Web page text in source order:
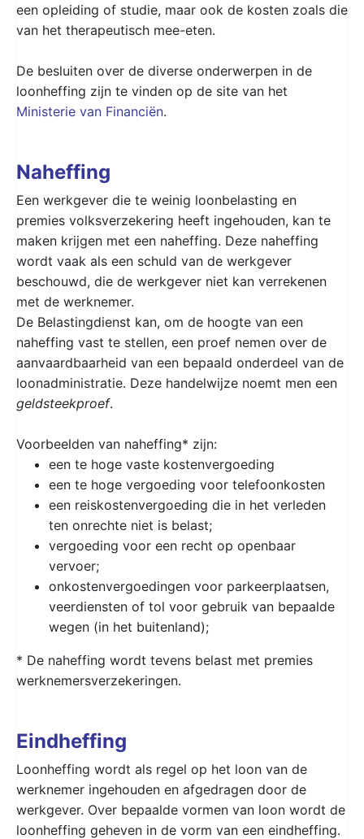
een opleiding of studie, maar ook de kosten zoals die
van het therapeutisch mee-eten.
De besluiten over de diverse onderwerpen in de
loonheffing zijn te vinden op de site van het
Ministerie van Financiën.
Naheffing
Een werkgever die te weinig loonbelasting en
premies volksverzekering heeft ingehouden, kan te
maken krijgen met een naheffing. Deze naheffing
wordt vaak als een schuld van de werkgever
beschouwd, die de werkgever niet kan verrekenen
met de werknemer.
De Belastingdienst kan, om de hoogte van een
naheffing vast te stellen, een proef nemen over de
aanvaardbaarheid van een bepaald onderdeel van de
loonadministratie. Deze handelwijze noemt men een
geldsteekproef.
Voorbeelden van naheffing* zijn:
een te hoge vaste kostenvergoeding
een te hoge vergoeding voor telefoonkosten
een reiskostenvergoeding die in het verleden
ten onrechte niet is belast;
vergoeding voor een recht op openbaar
vervoer;
onkostenvergoedingen voor parkeerplaatsen,
veerdiensten of tol voor gebruik van bepaalde
wegen (in het buitenland);
* De naheffing wordt tevens belast met premies
werknemersverzekeringen.
Eindheffing
Loonheffing wordt als regel op het loon van de
werknemer ingehouden en afgedragen door de
werkgever. Over bepaalde vormen van loon wordt de
loonheffing geheven in de vorm van een eindheffing.